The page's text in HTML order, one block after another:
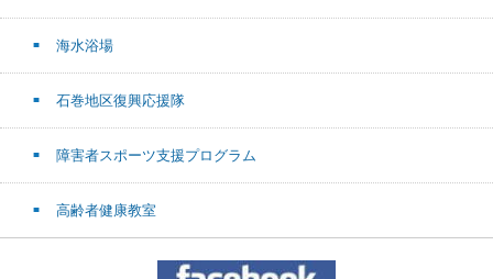
海水浴場
石巻地区復興応援隊
障害者スポーツ支援プログラム
高齢者健康教室